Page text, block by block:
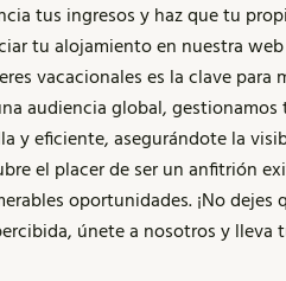
tus ingresos y haz que tu
tu alojamiento en nuestra
vacacionales es la clave para
audiencia global,
y eficiente, asegurándote la
el placer de ser un anfitrión
oportunidades. ¡No dejes
únete a nosotros y lleva